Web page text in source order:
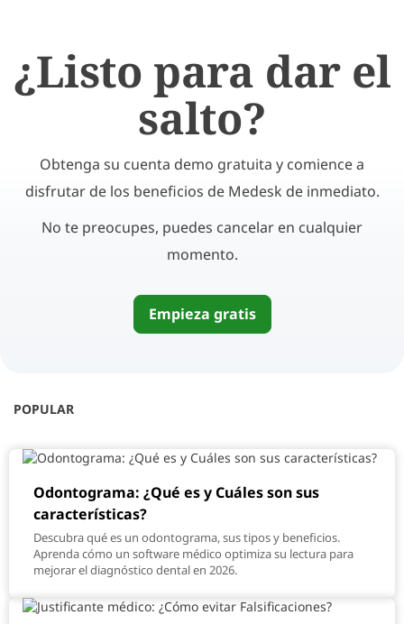
¿Listo para dar el
salto?
Obtenga su cuenta demo gratuita y comience a
disfrutar de los beneficios de Medesk de inmediato.
No te preocupes, puedes cancelar en cualquier
momento.
Empieza gratis
POPULAR
Odontograma: ¿Qué es y Cuáles son sus
características?
Descubra qué es un odontograma, sus tipos y beneficios.
Aprenda cómo un software médico optimiza su lectura para
mejorar el diagnóstico dental en 2026.